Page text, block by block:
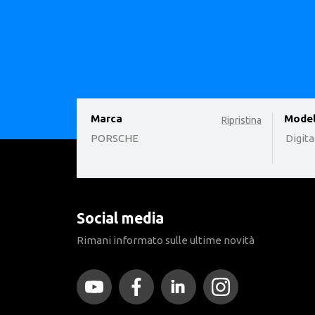
Ripristina
Marca
PORSCHE
option
Social media
Rimani informato sulle ultime novità